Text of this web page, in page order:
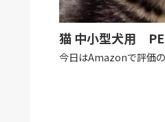
猫 中小型犬用
今日はAmazonで評価